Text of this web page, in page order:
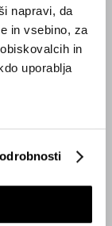
napravi, da
in vsebino, za
in
uporablja